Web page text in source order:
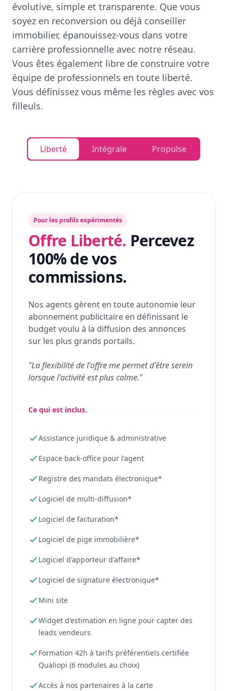
évolutive, simple et transparente. Que vous
soyez en reconversion ou déjà conseiller
immobilier, épanouissez-vous dans votre
carrière professionnelle avec notre réseau.
Vous êtes également libre de construire votre
équipe de professionnels en toute liberté.
Vous définissez vous même les règles avec vos
filleuls.
Liberté Intégrale Propulse
Pour les profils expérimentés
Offre Liberté. Percevez
100% de vos
commissions.
Nos agents gèrent en toute autonomie leur
abonnement publicitaire en définissant le
budget voulu à la diffusion des annonces
sur les plus grands portails.
"La flexibilité de l'offre me permet d'être serein
lorsque l'activité est plus calme."
Ce qui est inclus.
Assistance juridique & administrative
Espace back-office pour l'agent
Registre des mandats électronique*
Logiciel de multi-diffusion*
Logiciel de facturation*
Logiciel de pige immobilière*
Logiciel d'apporteur d'affaire*
Logiciel de signature électronique*
Mini site
Widget d'estimation en ligne pour capter des
leads vendeurs
Formation 42h à tarifs préférentiels certifiée
Qualiopi (6 modules au choix)
Accès à nos partenaires à la carte